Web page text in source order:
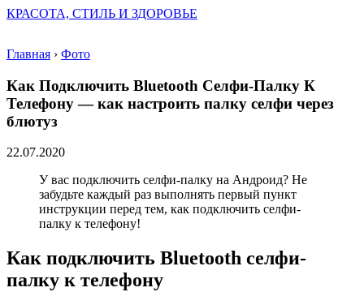
КРАСОТА, СТИЛЬ И ЗДОРОВЬЕ
Главная › Фото
Как Подключить Bluetooth Селфи-Палку К
Телефону — как настроить палку селфи через
блютуз
22.07.2020
У вас подключить селфи-палку на Андроид? Не
забудьте каждый раз выполнять первый пункт
инструкции перед тем, как подключить селфи-
палку к телефону!
Как подключить Bluetooth селфи-
палку к телефону